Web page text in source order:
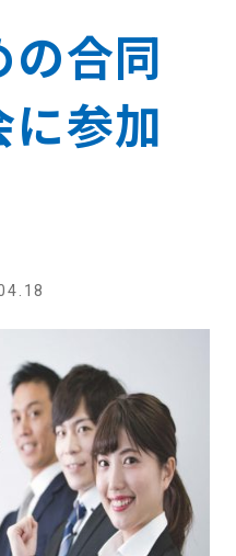
合同
に参加